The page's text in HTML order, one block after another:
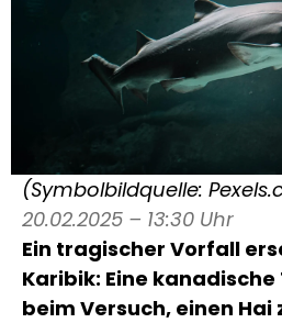
(Symbolbildquelle:
20.02.2025 – 13:30 Uhr
Ein tragischer Vorfall
Karibik: Eine
beim Versuch, einen